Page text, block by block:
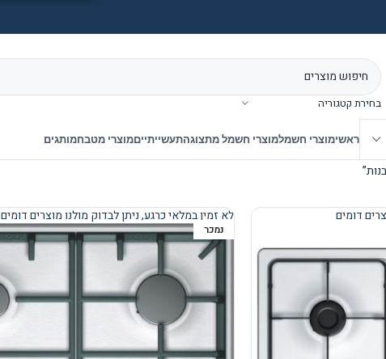
בחירת קטגוריה
ראשימוצרי חשמלמוצרי חשמל מתצוגהתעשייתייםמוצרי מטבחמותגים
דומים
נמכר
לא זמין במלאי כרגע, ניתן לבדוק מולנו מוצרים דומים